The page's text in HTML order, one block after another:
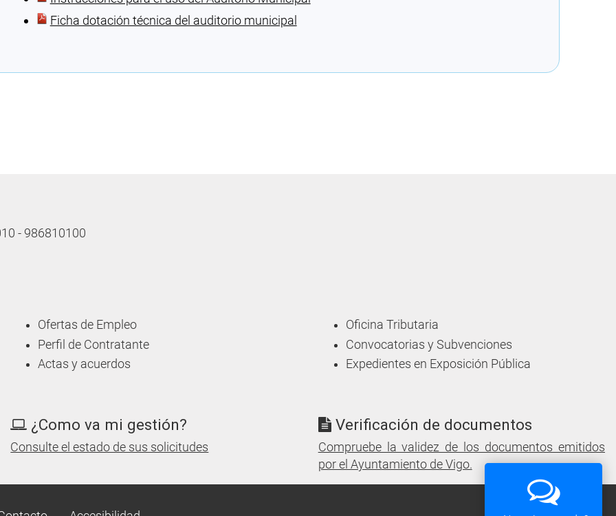
Ficha dotación técnica del auditorio municipal
- 986810100
Ofertas de Empleo
Perfil de Contratante
Actas y acuerdos
Oficina Tributaria
Convocatorias y Subvenciones
Expedientes en Exposición Pública
¿Como va mi gestión?
Consulte el estado de sus solicitudes
Verificación de documentos
Compruebe la validez de los documentos emitidos
por el Ayuntamiento de Vigo.